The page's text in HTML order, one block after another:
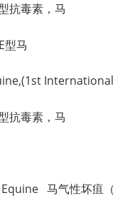
毒素，马
马
International
毒素，马
马气性坏疽（